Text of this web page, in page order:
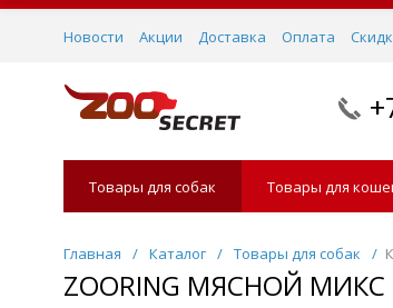
Новости Акции Доставка Оплата
Товары для собак Товары для
Главная / Каталог / Товары для собак /
ZOORING МЯСНОЙ МИКС